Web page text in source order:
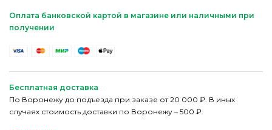
Оплата банковской картой в магазине или наличными при
получении
Бесплатная доставка
По Воронежу до подъезда при заказе от 20 000 ₽. В иных
случаях стоимость доставки по Воронежу – 500 ₽.